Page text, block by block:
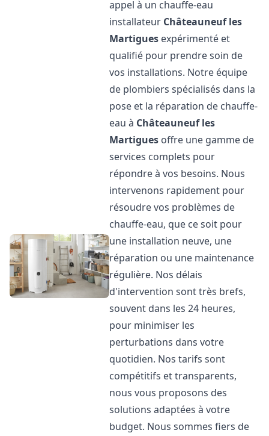
appel à un chauffe-eau
installateur Châteauneuf les
Martigues expérimenté et
qualifié pour prendre soin de
vos installations. Notre équipe
de plombiers spécialisés dans la
pose et la réparation de chauffe-
eau à Châteauneuf les
Martigues offre une gamme de
services complets pour
répondre à vos besoins. Nous
intervenons rapidement pour
résoudre vos problèmes de
chauffe-eau, que ce soit pour
une installation neuve, une
réparation ou une maintenance
régulière. Nos délais
d'intervention sont très brefs,
souvent dans les 24 heures,
pour minimiser les
perturbations dans votre
quotidien. Nos tarifs sont
compétitifs et transparents,
nous vous proposons des
solutions adaptées à votre
budget. Nous sommes fiers de